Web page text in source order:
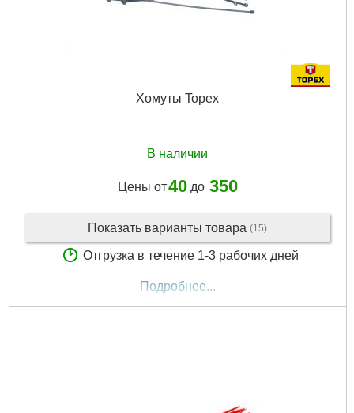
Хомуты Topex
В наличии
Цены от40до 350
Показать варианты товара (15)
Отгрузка в течение 1-3 рабочих дней
Подробнее...